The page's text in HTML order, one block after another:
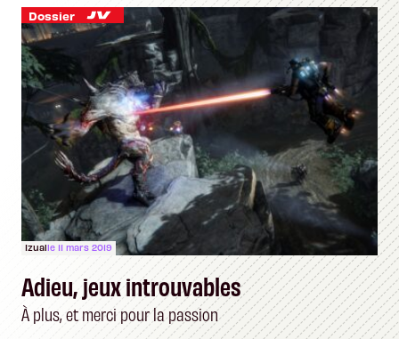
Dossier
Izualle 11 mars 2019
Adieu, jeux introuvables
À plus, et merci pour la passion